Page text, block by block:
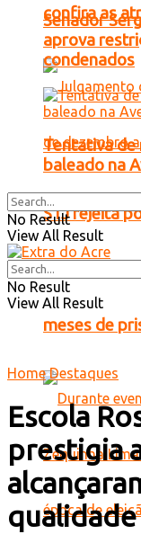
confira as
STJ rejeita
Cameli e
meses de
Senador
aprova
condenados
Tentativa
baleado na
No Result
View All Result
No Result
View All Result
Home Destaques
Escola
prestigia
qualidade